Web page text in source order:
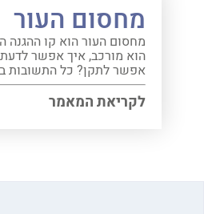
מחסום העור
מחסום העור הוא קו ההגנה
הוא מורכב, איך אפשר לדעת
אפשר לתקן? כל התשובות
לקריאת המאמר